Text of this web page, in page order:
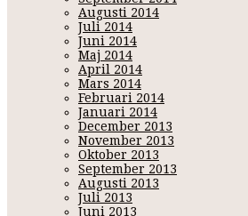
Augusti 2014
Juli 2014
Juni 2014
Maj 2014
April 2014
Mars 2014
Februari 2014
Januari 2014
December 2013
November 2013
Oktober 2013
September 2013
Augusti 2013
Juli 2013
Juni 2013